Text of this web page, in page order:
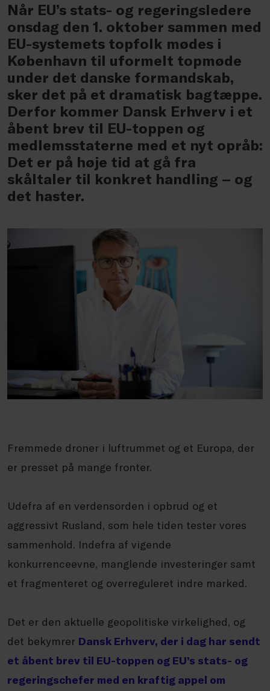
Når EU’s stats- og regeringsledere
onsdag den 1. oktober sammen med
EU-systemets topfolk mødes i
København til uformelt topmøde
under det danske formandskab,
sker det på et dramatisk bagtæppe.
Derfor kommer Dansk Erhverv i et
åbent brev til EU-toppen og
medlemsstaterne med et nyt opråb:
Det er på høje tid at gå fra
skåltaler til konkret handling – og
det haster.
Fremmede droner i luftrummet og et Europa, der
er presset på mange fronter.
Udefra af en verdensorden i opbrud og et
aggressivt Rusland, som hele tiden tester vores
sammenhold. Indefra af vigende
konkurrenceevne, manglende investeringer samt
et fragmenteret og overreguleret indre marked.
Det er den aktuelle geopolitiske virkelighed, og
det bekymrer Dansk Erhverv, der i dag har sendt
et åbent brev til EU-toppen og EU’s stats- og
regeringschefer med en kraftig appel om